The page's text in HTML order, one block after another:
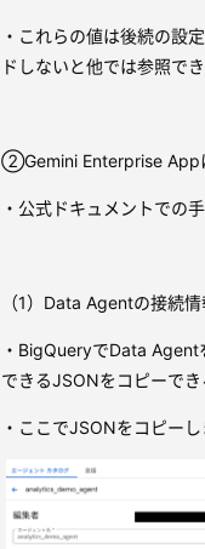
・これらの値は後続の設
ドしないと他では参照で
②Gemini Enterprise App
・公式ドキュメントでの
（1）Data Agentの接続
・BigQueryでData
できるJSONをコピーでき
・ここでJSONをコピーし